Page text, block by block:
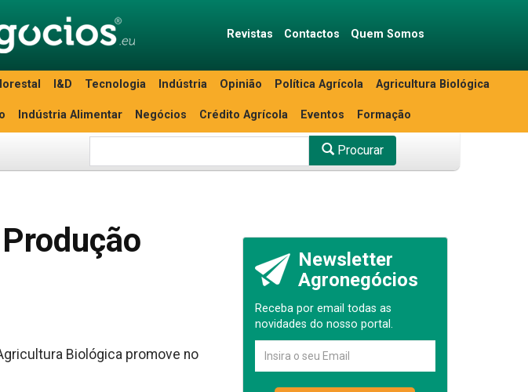
Revistas Contactos Quem Somos
I&D Tecnologia Indústria Opinião Política Agrícola Agricultura Biológica
Indústria Alimentar Negócios Crédito Agrícola Eventos Formação
Procurar
Biológica promove no
Newsletter
Agronegócios
Receba por email todas as
novidades do nosso portal.